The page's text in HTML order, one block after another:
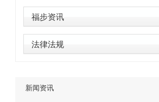
福步资讯
法律法规
新闻资讯